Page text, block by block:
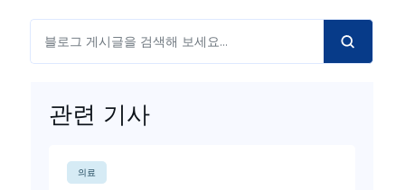
관련 기사
의료